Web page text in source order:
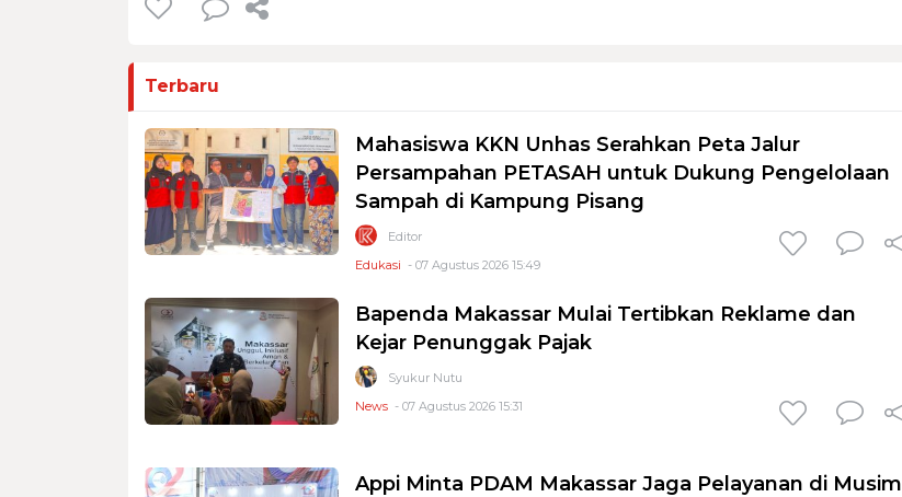
Terbaru
Mahasiswa KKN Unhas Serahkan Peta Jalur
Persampahan PETASAH untuk Dukung Pengelolaan
Sampah di Kampung Pisang
Editor
Edukasi - 07 Agustus 2026 15:49
Bapenda Makassar Mulai Tertibkan Reklame dan
Kejar Penunggak Pajak
Syukur Nutu
News - 07 Agustus 2026 15:31
Appi Minta PDAM Makassar Jaga Pelayanan di Musim